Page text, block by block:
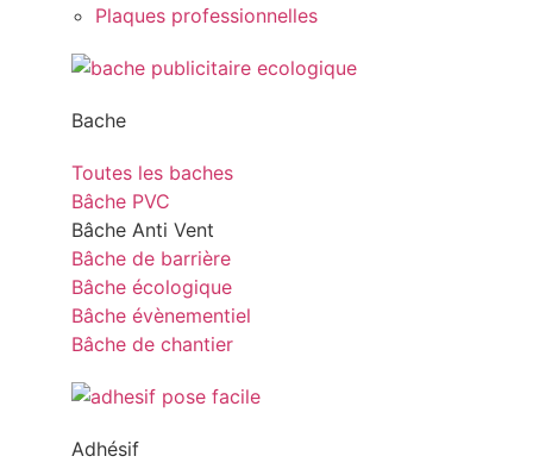
Plaques professionnelles
Bache
Toutes les baches
Bâche PVC
Bâche Anti Vent
Bâche de barrière
Bâche écologique
Bâche évènementiel
Bâche de chantier
Adhésif